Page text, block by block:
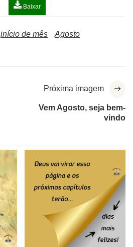
Baixar
início de mês
Agosto
Próxima imagem
Vem Agosto, seja bem-
vindo